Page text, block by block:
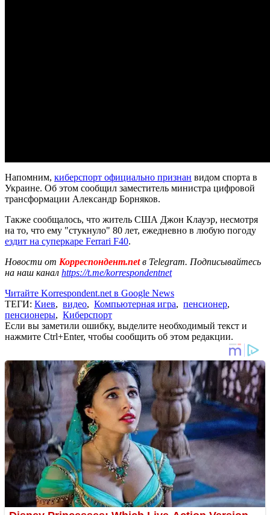
Напомним, киберспорт официально признан видом спорта в
Украине. Об этом сообщил заместитель министра цифровой
трансформации Александр Борняков.
Также сообщалось, что житель США Джон Клауэр, несмотря
на то, что ему "стукнуло" 80 лет, ежедневно в любую погоду
ездит на суперкаре Ferrari F40.
Новости от Корреспондент.netв Telegram. Подписывайтесь
на наш канал https://t.me/korrespondentnet
Читайте Korrespondent.net в Google News
ТЕГИ: Киев, видео, Компьютерная игра, пенсионер,
пенсионеры, Киберспорт
Если вы заметили ошибку, выделите необходимый текст и
нажмите Ctrl+Enter, чтобы сообщить об этом редакции.